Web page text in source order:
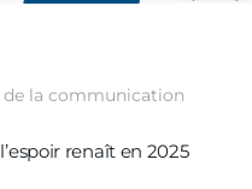
de la communication
renaît en 2025